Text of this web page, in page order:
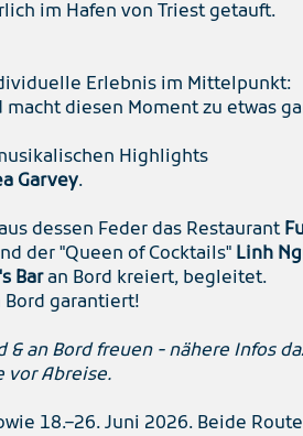
im Hafen von Triest getauft.
Erlebnis im Mittelpunkt:
diesen Moment zu etwas
Highlights
Garvey.
dessen Feder das Restaurant
der "Queen of Cocktails" Linh
Baran Bord kreiert, begleitet.
Bord garantiert!
an Bord freuen - nähere Infos
vor Abreise.
18.–26. Juni 2026. Beide